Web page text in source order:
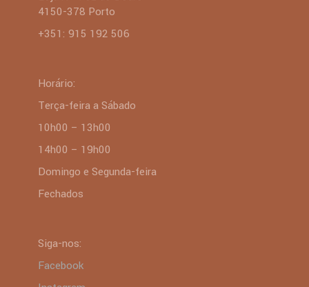
4150-378 Porto
+351: 915 192 506
Horário:
Terça-feira a Sábado
10h00 – 13h00
14h00 – 19h00
Domingo e Segunda-feira
Fechados
Siga-nos:
Facebook